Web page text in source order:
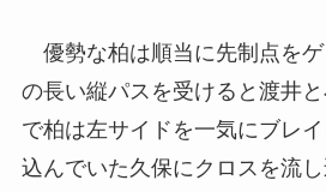
優勢な柏は順当に先制点をゲ
の長い縦パスを受けると渡井
で柏は左サイドを一気にブレ
込んでいた久保にクロスを流